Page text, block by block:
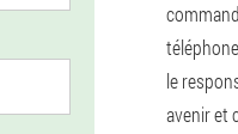
le
avenir et